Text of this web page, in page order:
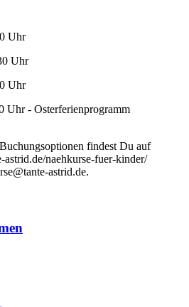
Uhr
Uhr
Uhr
Uhr - Osterferienprogramm
findest Du auf
astrid.de/naehkurse-fuer-kinder/
astrid.de.